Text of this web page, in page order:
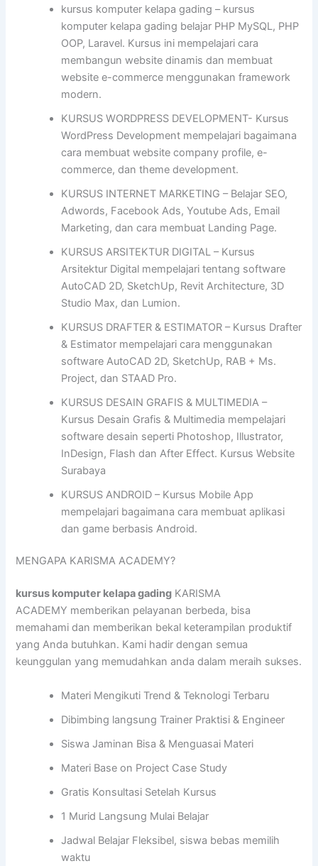
kursus komputer kelapa gading – kursus
komputer kelapa gading belajar PHP MySQL, PHP
OOP, Laravel. Kursus ini mempelajari cara
membangun website dinamis dan membuat
website e-commerce menggunakan framework
modern.
KURSUS WORDPRESS DEVELOPMENT- Kursus
WordPress Development mempelajari bagaimana
cara membuat website company profile, e-
commerce, dan theme development.
KURSUS INTERNET MARKETING – Belajar SEO,
Adwords, Facebook Ads, Youtube Ads, Email
Marketing, dan cara membuat Landing Page.
KURSUS ARSITEKTUR DIGITAL – Kursus
Arsitektur Digital mempelajari tentang software
AutoCAD 2D, SketchUp, Revit Architecture, 3D
Studio Max, dan Lumion.
KURSUS DRAFTER & ESTIMATOR – Kursus Drafter
& Estimator mempelajari cara menggunakan
software AutoCAD 2D, SketchUp, RAB + Ms.
Project, dan STAAD Pro.
KURSUS DESAIN GRAFIS & MULTIMEDIA –
Kursus Desain Grafis & Multimedia mempelajari
software desain seperti Photoshop, Illustrator,
InDesign, Flash dan After Effect. Kursus Website
Surabaya
KURSUS ANDROID – Kursus Mobile App
mempelajari bagaimana cara membuat aplikasi
dan game berbasis Android.
MENGAPA KARISMA ACADEMY?
kursus komputer kelapa gading KARISMA
ACADEMY memberikan pelayanan berbeda, bisa
memahami dan memberikan bekal keterampilan produktif
yang Anda butuhkan. Kami hadir dengan semua
keunggulan yang memudahkan anda dalam meraih sukses.
Materi Mengikuti Trend & Teknologi Terbaru
Dibimbing langsung Trainer Praktisi & Engineer
Siswa Jaminan Bisa & Menguasai Materi
Materi Base on Project Case Study
Gratis Konsultasi Setelah Kursus
1 Murid Langsung Mulai Belajar
Jadwal Belajar Fleksibel, siswa bebas memilih
waktu